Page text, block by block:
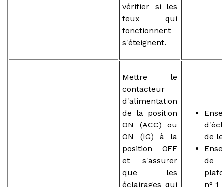
vérifier si les
feux qui
fonctionnent
s'éteignent.
Mettre le
contacteur
d'alimentation
de la position
ON (ACC) ou
ON (IG) à la
position OFF
et s'assurer
que les
éclairages qui
de
de
n° 1